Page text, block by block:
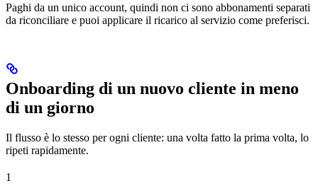
Paghi da un unico account, quindi non ci sono abbonamenti separati
da riconciliare e puoi applicare il ricarico al servizio come preferisci.
Onboarding di un nuovo cliente in meno
di un giorno
Il flusso è lo stesso per ogni cliente: una volta fatto la prima volta, lo
ripeti rapidamente.
1